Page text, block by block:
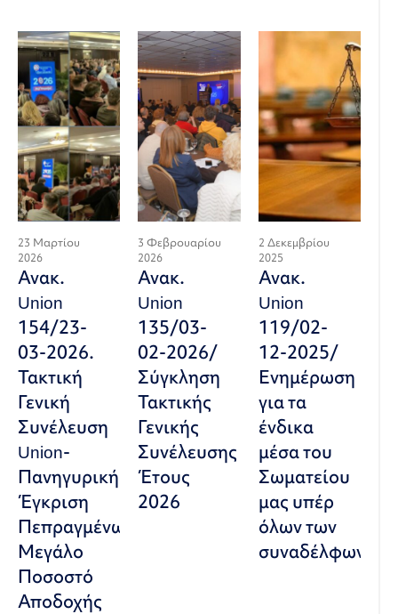
23 Μαρτίου
2026
Ανακ.
Union
154/23-
03-2026.
Τακτική
Γενική
Συνέλευση
Union-
Πανηγυρική
Έγκριση
Πεπραγμένων-
Μεγάλο
Ποσοστό
Αποδοχής
3 Φεβρουαρίου
2026
Ανακ.
Union
135/03-
02-2026/
Σύγκληση
Τακτικής
Γενικής
Συνέλευσης
Έτους
2026
2 Δεκεμβρίου
2025
Ανακ.
Union
119/02-
12-2025/
Ενημέρωση
για τα
ένδικα
μέσα του
Σωματείου
μας υπέρ
όλων των
συναδέλφων